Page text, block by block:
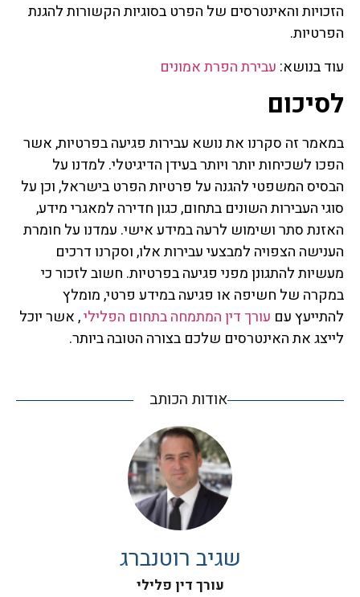
הזכויות והאינטרסים של הפרט בסוגיות הקשורות להגנת
הפרטיות.
עוד בנושא: עבירת הפרת אמונים
לסיכום
במאמר זה סקרנו את נושא עבירות פגיעה בפרטיות, אשר
הפכו לשכיחות יותר ויותר בעידן הדיגיטלי. למדנו על
הבסיס המשפטי להגנה על פרטיות הפרט בישראל, וכן על
סוגי העבירות השונים בתחום, כגון חדירה למאגרי מידע,
האזנת סתר ושימוש לרעה במידע אישי. עמדנו על חומרת
הענישה הצפויה למבצעי עבירות אלו, וסקרנו דרכים
מעשיות להתגונן מפני פגיעה בפרטיות. חשוב לזכור כי
במקרה של חשיפה או פגיעה במידע פרטי, מומלץ
להתייעץ עם עורך דין המתמחה בתחום הפלילי, אשר יוכל
לייצג את האינטרסים שלכם בצורה הטובה ביותר.
אודות הכותב
שגיב רוטנברג
עורך דין פלילי